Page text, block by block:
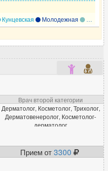
Кунцевская Молодежная
Врач второй категории
Дерматолог, Косметолог, Трихолог,
Дерматовенеролог, Косметолог-
дерматолог
Прием от3300